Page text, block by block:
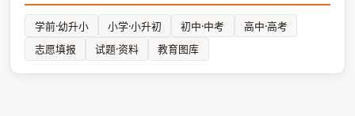
学前·幼升小 小学·小升初 初中·中考
高中·高考
志愿填报
试题·资料 教育图库